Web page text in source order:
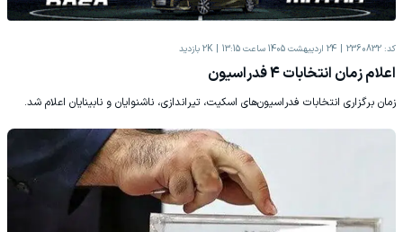
کد: 2360832 24 اردیبهشت 1405 ساعت 13:15 2K بازدید
اعلام زمان انتخابات 4 فدراسیون
زمان برگزاری انتخابات فدراسیون‌های اسکیت، تیراندازی، ناشنوایان و نابینایان اعلام شد.